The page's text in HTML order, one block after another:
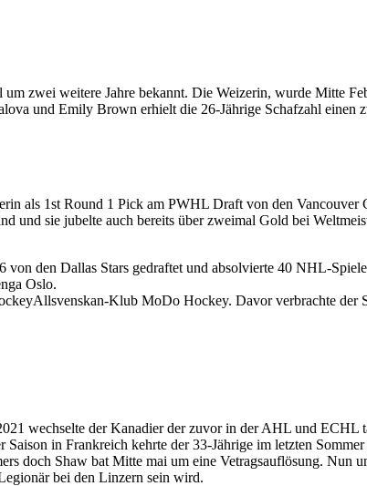
zwei weitere Jahre bekannt. Die Weizerin, wurde Mitte
und Emily Brown erhielt die 26-Jährige Schafzahl einen
als 1st Round 1 Pick am PWHL Draft von den Vancouver
sie jubelte auch bereits über zweimal Gold bei
den Dallas Stars gedraftet und absolvierte 40 NHL-
Oslo.
Klub MoDo Hockey. Davor verbrachte der
wechselte der Kanadier der zuvor in der AHL und ECHL
in Frankreich kehrte der 33-Jährige im letzten
doch Shaw bat Mitte mai um eine Vetragsauflösung. Nun
bei den Linzern sein wird.